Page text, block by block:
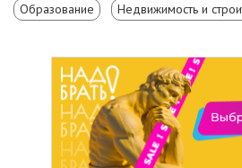
Образование Недвижимость и